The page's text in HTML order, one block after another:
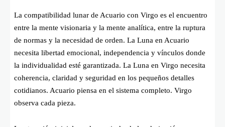
La compatibilidad lunar de Acuario con Virgo es el encuentro
entre la mente visionaria y la mente analítica, entre la ruptura
de normas y la necesidad de orden. La Luna en Acuario
necesita libertad emocional, independencia y vínculos donde
la individualidad esté garantizada. La Luna en Virgo necesita
coherencia, claridad y seguridad en los pequeños detalles
cotidianos. Acuario piensa en el sistema completo. Virgo
observa cada pieza.